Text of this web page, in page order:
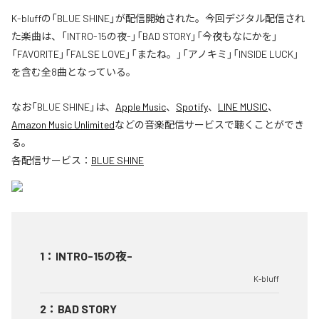
K-bluffの「BLUE SHINE」が配信開始された。今回デジタル配信され
た楽曲は、「INTRO-15の夜-」「BAD STORY」「今夜もなにかを」
「FAVORITE」「FALSE LOVE」「またね。」「アノキミ」「INSIDE LUCK」
を含む全8曲となっている。
なお「BLUE SHINE」は、 Apple Music、 Spotify、 LINE MUSIC、
Amazon Music Unlimitedなどの音楽配信サービスで聴くことができ
る。
各配信サービス： BLUE SHINE
1 ： INTRO-15の夜-
K-bluff
2 ： BAD STORY